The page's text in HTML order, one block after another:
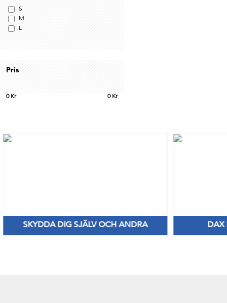
S
M
L
Pris
0Kr 0Kr
SKYDDA DIG SJÄLV OCH ANDRA
Nya Priser på nitril & vinylhanskar
DAX
Håll